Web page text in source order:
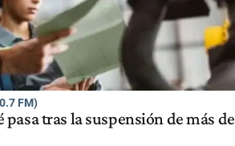
FM)
tras la suspensión de más de